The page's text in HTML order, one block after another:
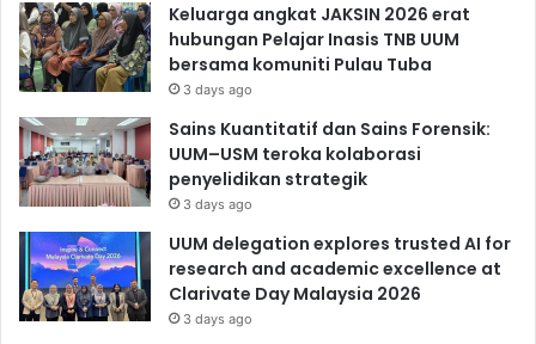
Keluarga angkat JAKSIN 2026 erat
hubungan Pelajar Inasis TNB UUM
bersama komuniti Pulau Tuba
3 days ago
Sains Kuantitatif dan Sains Forensik:
UUM–USM teroka kolaborasi
penyelidikan strategik
3 days ago
UUM delegation explores trusted AI for
research and academic excellence at
Clarivate Day Malaysia 2026
3 days ago